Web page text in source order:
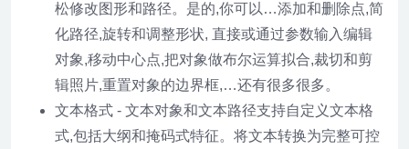
松修改图形和路径。是的,你可以…添加和删除点,简
化路径,旋转和调整形状, 直接或通过参数输入编辑
对象,移动中心点,把对象做布尔运算拟合,裁切和剪
辑照片,重置对象的边界框,…还有很多很多。
文本格式 - 文本对象和文本路径支持自定义文本格
式,包括大纲和掩码式特征。将文本转换为完整可控